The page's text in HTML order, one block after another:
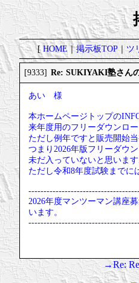
[HOME｜掲示板TOP｜ツ
[9333] Re: SUKIYAKI塾さん
あい 様
本ホームページトップの
来年度用のフリーダウンロ
ただし例年ですと販売開始
つまり2026年版フリーダウ
未だ入っていないと思います
ただし令和8年度試験までに
2026年度マンツーマン講座
います。
→Re: